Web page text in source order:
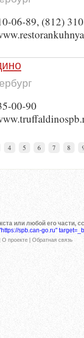
06-89, (812)
00-90
4 5 6 7 8
или любой его части,
spb.can-go.ru"
О проекте | Обратная связь